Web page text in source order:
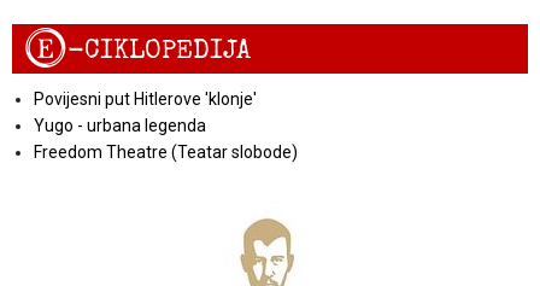
E-CIKLOPEDIJA
Povijesni put Hitlerove 'klonje'
Yugo - urbana legenda
Freedom Theatre (Teatar slobode)